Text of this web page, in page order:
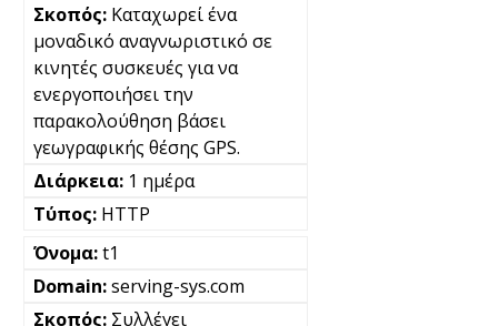
Καταχωρεί ένα
μοναδικό αναγνωριστικό σε
κινητές συσκευές για να
ενεργοποιήσει την
παρακολούθηση βάσει
γεωγραφικής θέσης GPS.
1 ημέρα
HTTP
t1
serving-sys.com
Συλλέγει